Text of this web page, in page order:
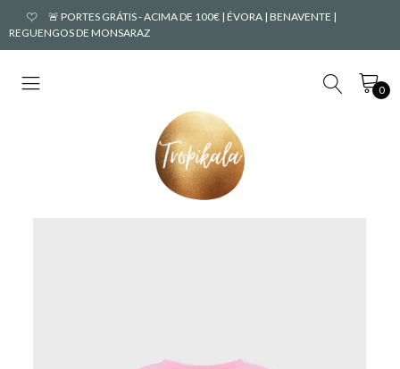
🚨 PORTES GRÁTIS - ACIMA DE 100€ | ÉVORA | BENAVENTE |
REGUENGOS DE MONSARAZ
0